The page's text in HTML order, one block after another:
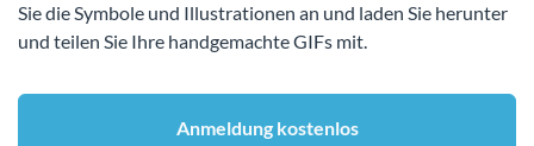
Sie die Symbole und Illustrationen an und laden Sie herunter
und teilen Sie Ihre handgemachte GIFs mit.
Anmeldung kostenlos